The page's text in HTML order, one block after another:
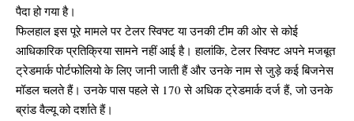
पैदा हो गया है।
फिलहाल इस पूरे मामले पर टेलर स्विफ्ट या उनकी टीम की ओर से कोई
आधिकारिक प्रतिक्रिया सामने नहीं आई है। हालांकि, टेलर स्विफ्ट अपने मजबूत
ट्रेडमार्क पोर्टफोलियो के लिए जानी जाती हैं और उनके नाम से जुड़े कई बिजनेस
मॉडल चलते हैं। उनके पास पहले से 170 से अधिक ट्रेडमार्क दर्ज हैं, जो उनके
ब्रांड वैल्यू को दर्शाते हैं।